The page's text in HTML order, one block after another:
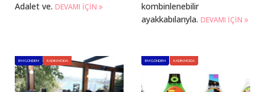
Adalet ve. DEVAMI IÇIN
kombinlenebilir
ayakkabılarıyla. DEVAMI IÇIN
BM GÜNDEM KADIN MODA BM GÜNDEM KADIN MODA